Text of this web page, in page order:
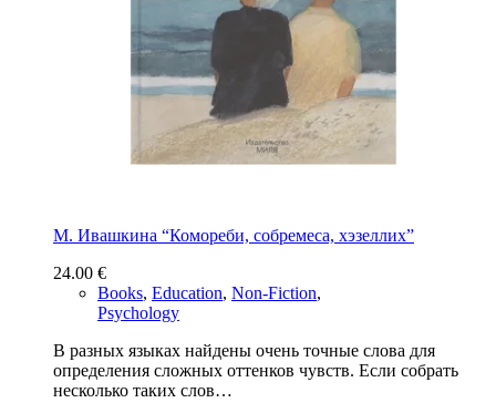
М. Ивашкина “Комореби, собремеса, хэзеллих”
24.00 €
Books, Education, Non-Fiction,
Psychology
В разных языках найдены очень точные слова для
определения сложных оттенков чувств. Если собрать
несколько таких слов…